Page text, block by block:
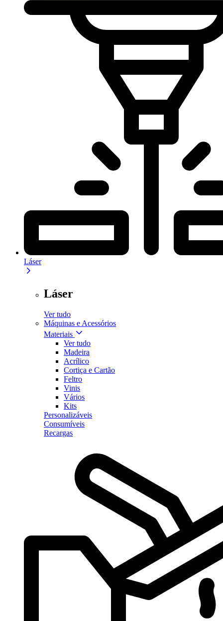
Láser
Láser
Ver tudo
Máquinas e Acessórios
Materiais
Ver tudo
Madeira
Acrílico
Cortiça e Cartão
Feltro
Vinis
Vários
Kits
Personalizáveis
Consumíveis
Recargas